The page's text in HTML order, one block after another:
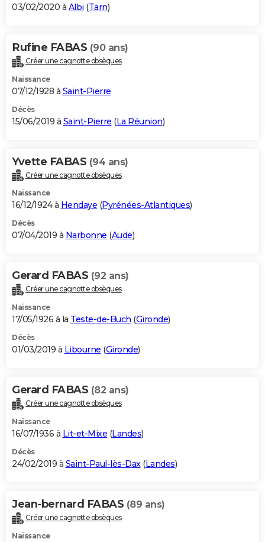
03/02/2020 à Albi (Tarn)
Rufine FABAS (90 ans)
Créer une cagnotte obsèques
Naissance
07/12/1928 à Saint-Pierre
Décès
15/06/2019 à Saint-Pierre (La Réunion)
Yvette FABAS (94 ans)
Créer une cagnotte obsèques
Naissance
16/12/1924 à Hendaye (Pyrénées-Atlantiques)
Décès
07/04/2019 à Narbonne (Aude)
Gerard FABAS (92 ans)
Créer une cagnotte obsèques
Naissance
17/05/1926 à la Teste-de-Buch (Gironde)
Décès
01/03/2019 à Libourne (Gironde)
Gerard FABAS (82 ans)
Créer une cagnotte obsèques
Naissance
16/07/1936 à Lit-et-Mixe (Landes)
Décès
24/02/2019 à Saint-Paul-lès-Dax(Landes)
Jean-bernard FABAS (89 ans)
Créer une cagnotte obsèques
Naissance